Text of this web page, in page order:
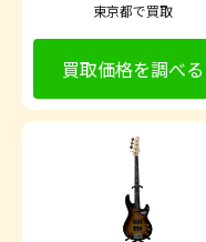
東京都で買取
買取価格を調べる